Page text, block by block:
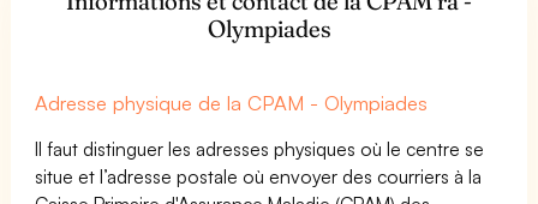
Olympiades
Adresse physique de la CPAM - Olympiades
Il faut distinguer les adresses physiques où le centre se
situe et l’adresse postale où envoyer des courriers à la